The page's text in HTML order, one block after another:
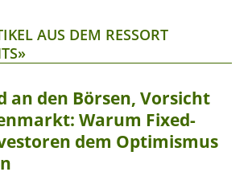
AUS DEM RESSORT
an den Börsen, Vorsicht
Warum Fixed-
dem Optimismus